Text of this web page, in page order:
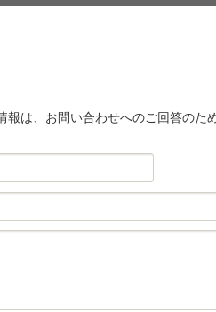
は、お問い合わせへのご回答のた